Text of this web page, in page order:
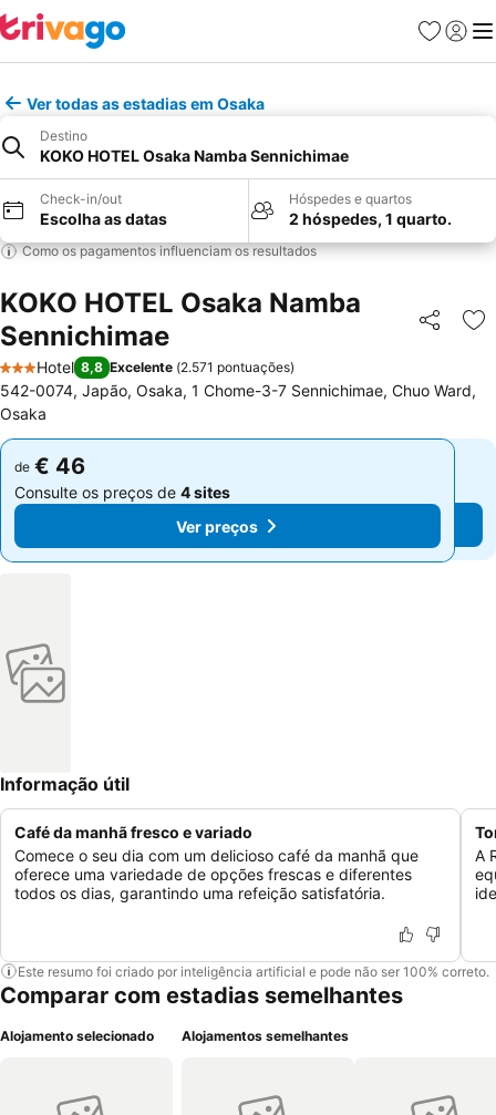
Favoritos
Iniciar
Ver todas as estadias em Osaka
Destino
KOKO HOTEL Osaka Namba Sennichimae
Check-in/out
Escolha as datas
Hóspedes e quartos
2 hóspedes, 1 quarto.
Como os pagamentos influenciam os resultados
KOKO HOTEL Osaka Namba
Sennichimae
Partilhar
3 Estrelas
Hotel 8,8 Excelente (2.571 pontuações)
542-0074, Japão, Osaka, 1 Chome-3-7 Sennichimae, Chuo Ward,
Osaka
de € 46
Consulte os preços de 4 sites
Ver preços
de € 46
Consulte os preços de 4 sites
Ver preços
Informação útil
Café da manhã fresco e variado
Comece o seu dia com um delicioso café da manhã que
oferece uma variedade de opções frescas e diferentes
todos os dias, garantindo uma refeição satisfatória.
A
Este resumo foi criado por inteligência artificial e pode não ser 100% correto.
Comparar com estadias semelhantes
Alojamento selecionado Alojamentos semelhantes